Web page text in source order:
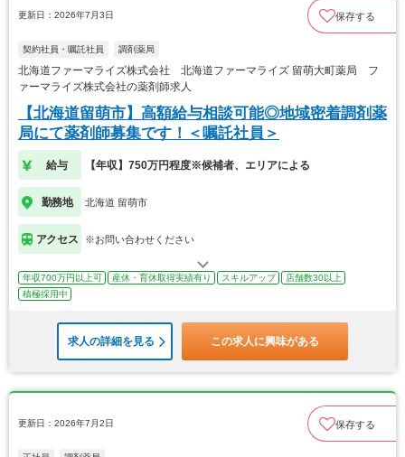
更新日：2026年7月3日 保存する
契約社員・嘱託社員 調剤薬局
北海道ファーマライズ株式会社 北海道ファーマライズ 留萌大町薬局 フ
ァーマライズ株式会社の薬剤師求人
【北海道留萌市】高額給与相談可能◎地域密着調剤薬
局にて薬剤師募集です！＜嘱託社員＞
給与 【年収】750万円程度※候補者、エリアによる
勤務地 北海道 留萌市
アクセス ※お問い合わせください
年収700万円以上可 産休・育休取得実績有り スキルアップ
店舗数30以上
積極採用中
求人の詳細を見る この求人に興味がある
更新日：2026年7月2日 保存する